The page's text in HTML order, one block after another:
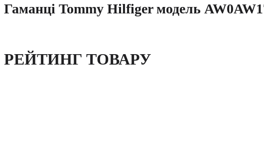
Гаманці Tommy Hilfiger модель
РЕЙТИНГ ТОВАРУ